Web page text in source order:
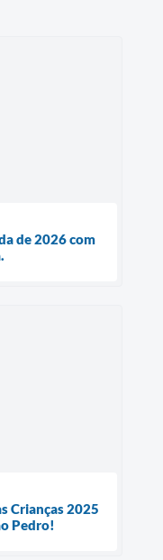
de 2026 com
Crianças 2025
Pedro!